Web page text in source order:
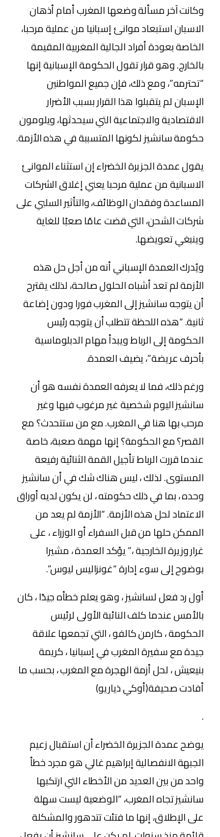
وكانت آخر مسألة وضعها المغرب أمام أذهان
الاسبان استبعاد موانئ إسبانيا من عملية مرحبا،
الخاصة بعودة أفراد الجالية المغربية المقيمة
بالخارج. وهو قرار تقول الحكومة الإسبانية إنها
“تحترمه”، ومع ذلك، فإن جميع المواطنين
الإسبان لم يتقبلوا هذا القرار بسبب الأضرار
الاقتصادية والاجتماعية التي سيحدثها، ويلومون
حكومة سانشيز لكونها المتسببة في هذه الأزمة.
يقول عمدة الجزيرة الخضراء إن استثناء الموانئ
الاسبانية من عملية مرحبا يعني إغلاق الشركات
المساعدة وفقدان الوظائف، والتأثير السلبي على
شركات الشحن، التي قضت عامًا صعبًا للغاية
وينبغي تعويضها.
ويُدرك العمدة الإسباني أنه من أجل حل هذه
الأزمة لم تعد أشباه الحلول صالحة، لذلك يقترح
أن يتوجه سانشيز إلى المغرب فورا ودون إضاعة
ثانية. “هذه اللحظة تتطلب أن يتوجه رئيس
الحكومة إلى الرباط ويبدأ مهام الدبلوماسية
بأحرف عريضة”، يضيف العمدة.
ورغم ذلك، فما لا يعرفه العمدة نفسه هو أن
سانشيز اليوم شخصية غير مرغوب فيها وغير
مرحب بها هنا في المغرب. مع من ستتحدث؟ مع
القصر؟ مع الحكومة؟ إنها مهمة صعبة، خاصة
عندما قررت الرباط تأجيل القمة الثنائية رفيعة
المستوى. لذلك ، ليس هناك شك في أن سانشيز
وحده ، بما في ذلك حكومته ، لن يكون لديه أوراق
الاعتماد لحل هذه الأزمة. “الأزمة لم يعد من
الممكن حلها من قبل السفراء أو الوزراء ، على
غرار وزيرة الخارجية ،” يؤكد العمدة ، مشيرا
بوضوح إلى سوء إدارة “غونزاليس ليوس”.
أول رد فعل لسانشيز ، وهو يعلم خطأه جيدًا ، كان
بالأمس عندما كلف النائبة الأولى لرئيس
الحكومة ، كارمن كالفو ، التي تجمعها علاقة
جيدة مع سفيرة المغرب في إسبانيا ، كريمة
بنيعيش ، لحل أزمة الهجرة مع المغرب ، بحسب ما
أفادت صحيفة(أوكي ذياريو)
.
يوضح عمدة الجزيرة الخضراء أن استقبال زعيم
الجبهة الانفصالية إبراهيم غالي هو مجرد خطأ
واحد من بين العديد من الأخطاء التي ارتكبها
سانشيز تجاه المغرب، “الوضعية ليست سهلة
على الإطلاق، إنها ما فتئت تتدهور والمشكلة